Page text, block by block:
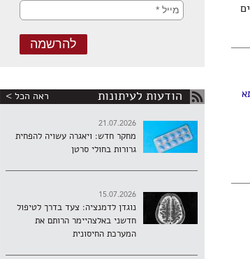
הודעות לעיתונות ראה הכל >
21.07.2026
מחקר חדש: ויאגרה עשויה להפחית
גרורות בחולי סרטן
15.07.2026
נוגדן לדמנציה: צעד בדרך לטיפול
חדשני באלצהיימר הרותם את
המערכת החיסונית